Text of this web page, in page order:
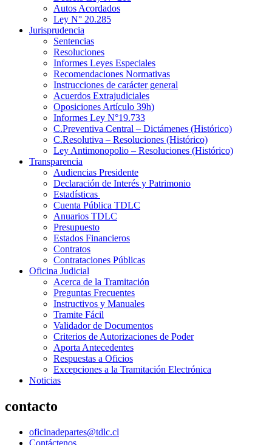
Autos Acordados
Ley N° 20.285
Jurisprudencia
Sentencias
Resoluciones
Informes Leyes Especiales
Recomendaciones Normativas
Instrucciones de carácter general
Acuerdos Extrajudiciales
Oposiciones Artículo 39h)
Informes Ley N°19.733
C.Preventiva Central – Dictámenes (Histórico)
C.Resolutiva – Resoluciones (Histórico)
Ley Antimonopolio – Resoluciones (Histórico)
Transparencia
Audiencias Presidente
Declaración de Interés y Patrimonio
Estadísticas
Cuenta Pública TDLC
Anuarios TDLC
Presupuesto
Estados Financieros
Contratos
Contrataciones Públicas
Oficina Judicial
Acerca de la Tramitación
Preguntas Frecuentes
Instructivos y Manuales
Tramite Fácil
Validador de Documentos
Criterios de Autorizaciones de Poder
Aporta Antecedentes
Respuestas a Oficios
Excepciones a la Tramitación Electrónica
Noticias
contacto
oficinadepartes@tdlc.cl
Contáctenos